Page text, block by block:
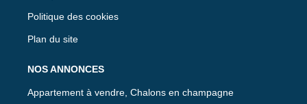
Politique des cookies
Plan du site
NOS ANNONCES
Appartement à vendre, Chalons en champagne